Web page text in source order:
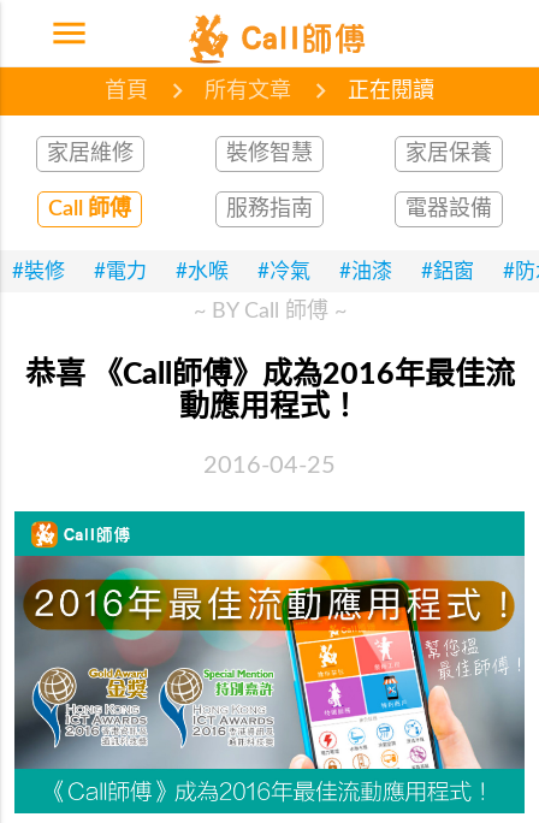
menu 首頁 網誌 文章
首頁 所有文章 正在閱讀
家居維修 裝修智慧 家居保養
Call 師傅 服務指南 電器設備
#裝修 #電力 #水喉 #冷氣 #油漆 #鋁窗 #防
~ BY Call 師傅 ~
恭喜 《Call師傅》成為2016年最佳流
動應用程式！
2016-04-25